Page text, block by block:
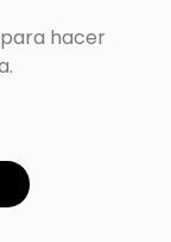
hacer